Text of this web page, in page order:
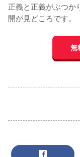
正義と正義がぶつか
開が見どころです。
無